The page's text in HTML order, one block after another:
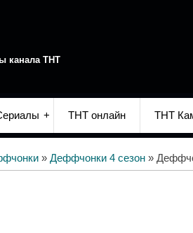
канала ТНТ
ТНТ онлайн ТНТ
» Деффчонки 4 сезон »